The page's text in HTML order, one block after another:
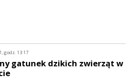
godz. 13:17
gatunek dzikich zwierząt w